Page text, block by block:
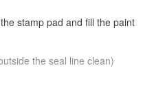
stamp pad and fill the paint
the seal line clean)